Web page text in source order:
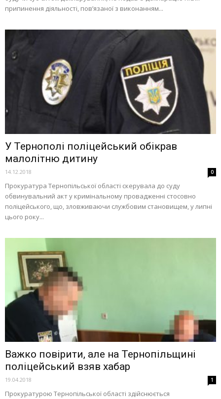
припинення діяльності, пов’язаної з виконанням...
У Тернополі поліцейський обікрав
малолітню дитину
14.12.2018 0
Прокуратура Тернопільської області скерувала до суду
обвинувальний акт у кримінальному провадженні стосовно
поліцейського, що, зловживаючи службовим становищем, у липні
цього року...
Важко повірити, але на Тернопільщині
поліцейський взяв хабар
19.04.2018 1
Прокуратурою Тернопільської області здійснюється